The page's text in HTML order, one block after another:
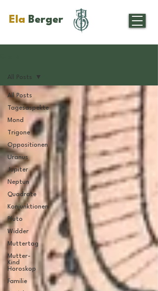
Ela Berger
All Posts
Tagesaspekte
Mond
Trigone
Oppositionen
Uranus
Jupiter
Neptun
Quadrate
Konjunktionen
Pluto
Widder
Muttertag
Mutter-
Kind
Horoskop
Familie
All Posts